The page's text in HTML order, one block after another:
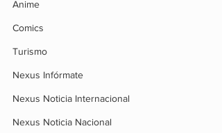
Anime
Comics
Turismo
Nexus Infórmate
Nexus Noticia Internacional
Nexus Noticia Nacional